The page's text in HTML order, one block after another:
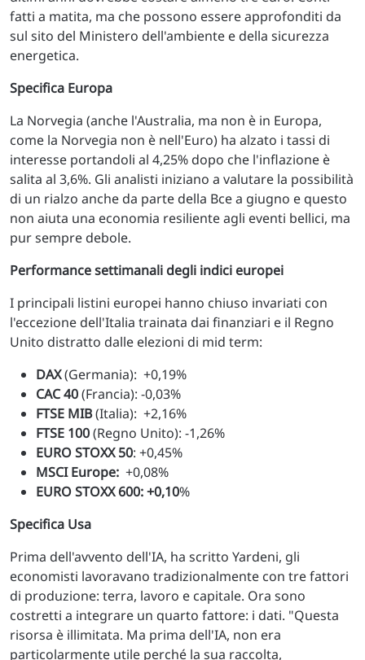
fatti a matita, ma che possono essere approfonditi da
sul sito del Ministero dell'ambiente e della sicurezza
energetica.
Specifica Europa
La Norvegia (anche l'Australia, ma non è in Europa,
come la Norvegia non è nell'Euro) ha alzato i tassi di
interesse portandoli al 4,25% dopo che l'inflazione è
salita al 3,6%. Gli analisti iniziano a valutare la possibilità
di un rialzo anche da parte della Bce a giugno e questo
non aiuta una economia resiliente agli eventi bellici, ma
pur sempre debole.
Performance settimanali degli indici europei
I principali listini europei hanno chiuso invariati con
l'eccezione dell'Italia trainata dai finanziari e il Regno
Unito distratto dalle elezioni di mid term:
DAX(Germania): +0,19%
CAC 40(Francia): -0,03%
FTSE MIB(Italia): +2,16%
FTSE 100(Regno Unito): -1,26%
EURO STOXX 50: +0,45%
MSCI Europe: +0,08%
EURO STOXX 600: +0,10%
Specifica Usa
Prima dell'avvento dell'IA, ha scritto Yardeni, gli
economisti lavoravano tradizionalmente con tre fattori
di produzione: terra, lavoro e capitale. Ora sono
costretti a integrare un quarto fattore: i dati. "Questa
risorsa è illimitata. Ma prima dell'IA, non era
particolarmente utile perché la sua raccolta,